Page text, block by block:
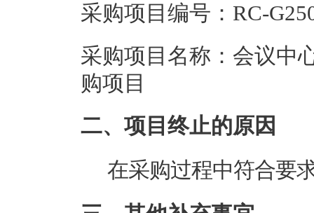
采购项目编号：RC-
采购项目名称：会议中
购项目
二、项目终止的原因
在采购过程中符合要